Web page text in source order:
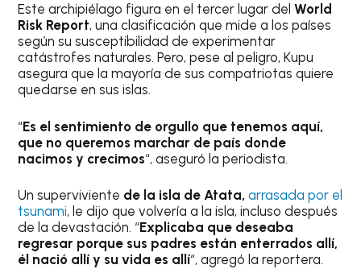
Este archipiélago figura en el tercer lugar delWorld
Risk Report, una clasificación que mide a los países
según su susceptibilidad de experimentar
catástrofes naturales. Pero, pese al peligro, Kupu
asegura que la mayoría de sus compatriotas quiere
quedarse en sus islas.
“Es el sentimiento de orgullo que tenemos aquí,
que no queremos marchar de país donde
nacimos y crecimos“, aseguró la periodista.
Un superviviente de la isla de Atata, arrasada por el
tsunami, le dijo que volvería a la isla, incluso después
de la devastación. “Explicaba que deseaba
regresar porque sus padres están enterrados allí,
él nació allí y su vida es allí“, agregó la reportera.